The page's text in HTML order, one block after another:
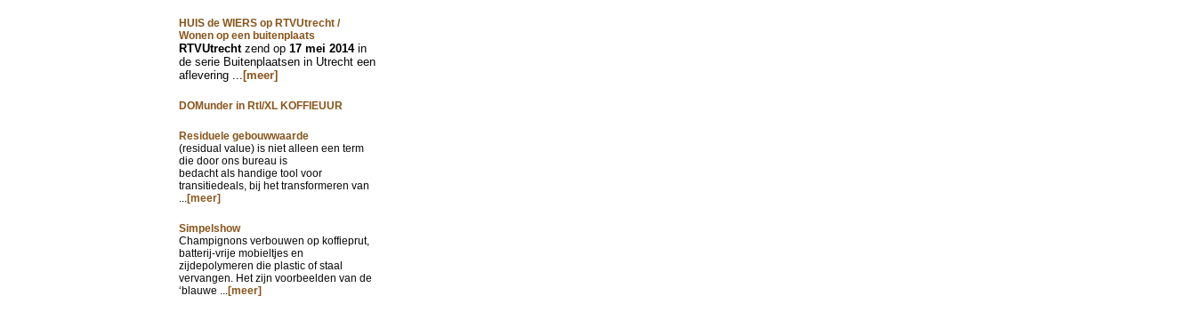
HUIS de WIERS op RTVUtrecht /
Wonen op een buitenplaats
RTVUtrechtzend op 17 mei 2014 in
de serie Buitenplaatsen in Utrecht een
aflevering ... [meer]
DOMunder in Rtl/XL KOFFIEUUR
Residuele gebouwwaarde
(residual value) is niet alleen een term
die door ons bureau is
bedacht als handige tool voor
transitiedeals, bij het transformeren van
...[meer]
Simpelshow
Champignons verbouwen op koffieprut,
batterij-vrije mobieltjes en
zijdepolymeren die plastic of staal
vervangen. Het zijn voorbeelden van de
‘blauwe ...[meer]